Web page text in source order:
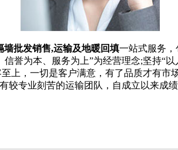
批发销售,运输及地暖回填一站式服务
誉为本、服务为上”为经营理念;坚持“
上，一切是客户满意，有了品质才有
较专业刻苦的运输团队，自成立以来成